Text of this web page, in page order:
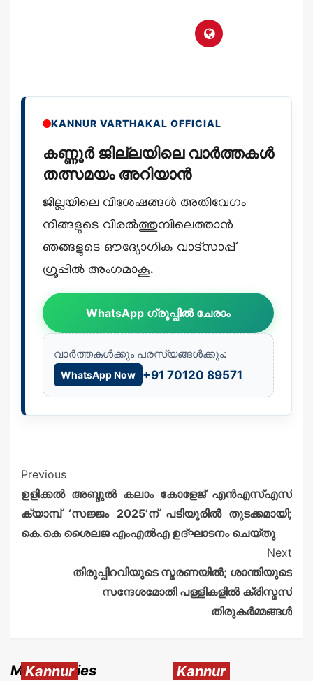
KANNUR VARTHAKAL OFFICIAL
കണ്ണൂർ ജില്ലയിലെ വാർത്തകൾ
തത്സമയം അറിയാൻ
ജില്ലയിലെ വിശേഷങ്ങൾ അതിവേഗം
നിങ്ങളുടെ വിരൽത്തുമ്പിലെത്താൻ
ഞങ്ങളുടെ ഔദ്യോഗിക വാട്സാപ്പ്
ഗ്രൂപ്പിൽ അംഗമാകൂ.
WhatsApp ഗ്രൂപ്പിൽ ചേരാം
വാർത്തകൾക്കും പരസ്യങ്ങൾക്കും:
WhatsApp Now +91 70120 89571
Previous
ഉളിക്കൽ അബ്ദുൽ കലാം കോളേജ് എൻഎസ്എസ്
ക്യാമ്പ് ‘സജ്ജം 2025’ന് പടിയൂരിൽ തുടക്കമായി;
കെ.കെ ശൈലജ എംഎൽഎ ഉദ്ഘാടനം ചെയ്തു
Next
തിരുപ്പിറവിയുടെ സ്മരണയിൽ; ശാന്തിയുടെ
സന്ദേശമോതി പള്ളികളിൽ ക്രിസ്മസ്
തിരുകർമ്മങ്ങൾ
More Stories
Kannur Kannur